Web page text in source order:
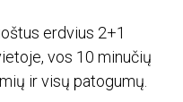
erdvius 2+1
vos 10 minučių
ir visų patogumų.